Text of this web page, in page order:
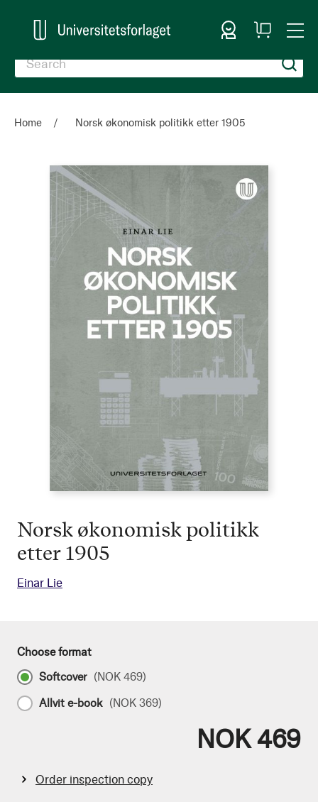
Sign In
My
Cart
Home Norsk økonomisk politikk etter 1905
Norsk økonomisk politikk
etter 1905
Einar Lie
Choose format
Softcover (NOK 469)
Allvit e-book (NOK 369)
NOK 469
Order inspection copy